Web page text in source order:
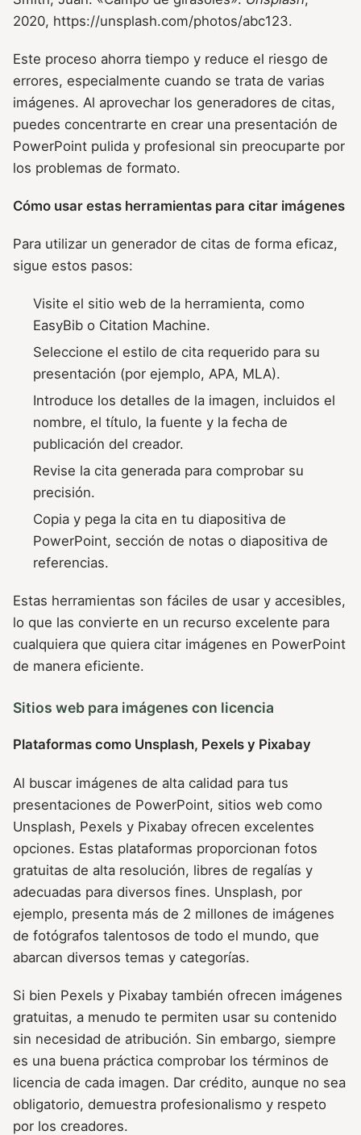
2020, https://unsplash.com/photos/abc123.
Este proceso ahorra tiempo y reduce el riesgo de
errores, especialmente cuando se trata de varias
imágenes. Al aprovechar los generadores de citas,
puedes concentrarte en crear una presentación de
PowerPoint pulida y profesional sin preocuparte por
los problemas de formato.
Cómo usar estas herramientas para citar imágenes
Para utilizar un generador de citas de forma eficaz,
sigue estos pasos:
Visite el sitio web de la herramienta, como
EasyBib o Citation Machine.
Seleccione el estilo de cita requerido para su
presentación (por ejemplo, APA, MLA).
Introduce los detalles de la imagen, incluidos el
nombre, el título, la fuente y la fecha de
publicación del creador.
Revise la cita generada para comprobar su
precisión.
Copia y pega la cita en tu diapositiva de
PowerPoint, sección de notas o diapositiva de
referencias.
Estas herramientas son fáciles de usar y accesibles,
lo que las convierte en un recurso excelente para
cualquiera que quiera citar imágenes en PowerPoint
de manera eficiente.
Sitios web para imágenes con licencia
Plataformas como Unsplash, Pexels y Pixabay
Al buscar imágenes de alta calidad para tus
presentaciones de PowerPoint, sitios web como
Unsplash, Pexels y Pixabay ofrecen excelentes
opciones. Estas plataformas proporcionan fotos
gratuitas de alta resolución, libres de regalías y
adecuadas para diversos fines. Unsplash, por
ejemplo, presenta más de 2 millones de imágenes
de fotógrafos talentosos de todo el mundo, que
abarcan diversos temas y categorías.
Si bien Pexels y Pixabay también ofrecen imágenes
gratuitas, a menudo te permiten usar su contenido
sin necesidad de atribución. Sin embargo, siempre
es una buena práctica comprobar los términos de
licencia de cada imagen. Dar crédito, aunque no sea
obligatorio, demuestra profesionalismo y respeto
por los creadores.